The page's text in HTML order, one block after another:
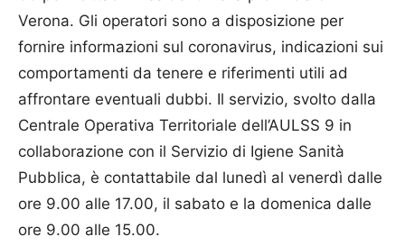
Verona. Gli operatori sono a disposizione per
fornire informazioni sul coronavirus, indicazioni sui
comportamenti da tenere e riferimenti utili ad
affrontare eventuali dubbi. Il servizio, svolto dalla
Centrale Operativa Territoriale dell’AULSS 9 in
collaborazione con il Servizio di Igiene Sanità
Pubblica, è contattabile dal lunedì al venerdì dalle
ore 9.00 alle 17.00, il sabato e la domenica dalle
ore 9.00 alle 15.00.